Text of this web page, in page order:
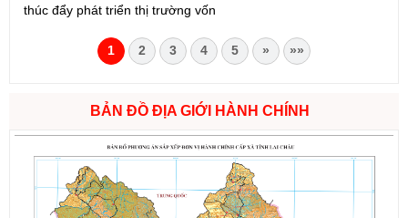
thúc đẩy phát triển thị trường vốn
1 2 3 4 5 » »»
BẢN ĐỒ ĐỊA GIỚI HÀNH CHÍNH